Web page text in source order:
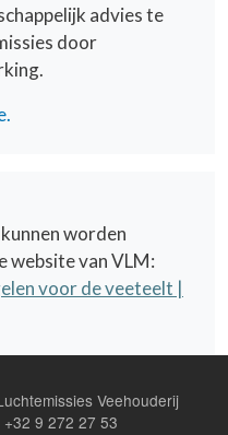
advies te
door
worden
website van VLM:
voor de veeteelt |
Veehouderij
+32 9 272 27 53